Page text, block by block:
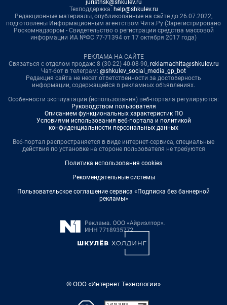
juristnsk@shkulev.ru
Техподдержка: help@shkulev.ru
Редакционные материалы, опубликованные на сайте до 26.07.2022,
подготовлены Информационным агентством Чита.Ру (Зарегистрировано
Роскомнадзором - Свидетельство о регистрации средства массовой
информации ИА №ФС 77-71394 от 17 октября 2017 года)
РЕКЛАМА НА САЙТЕ
Связаться с отделом продаж: 8 (30-22) 40-08-90, reklamachita@shkulev.ru
Чат-бот в телеграм: @shkulev_social_media_gp_bot
Редакция сайта не несет ответственности за достоверность
информации, содержащейся в рекламных объявлениях.
Особенности эксплуатации (использования) веб-портала регулируются:
Руководством пользователя
Описанием функциональных характеристик ПО
Условиями использования веб-портала и политикой
конфиденциальности персональных данных
Веб-портал распространяется в виде интернет-сервиса, специальные
действия по установке на стороне пользователя не требуются
Политика использования cookies
Рекомендательные системы
Пользовательское соглашение сервиса «Подписка без баннерной
рекламы»
© ООО «Интернет Технологии»